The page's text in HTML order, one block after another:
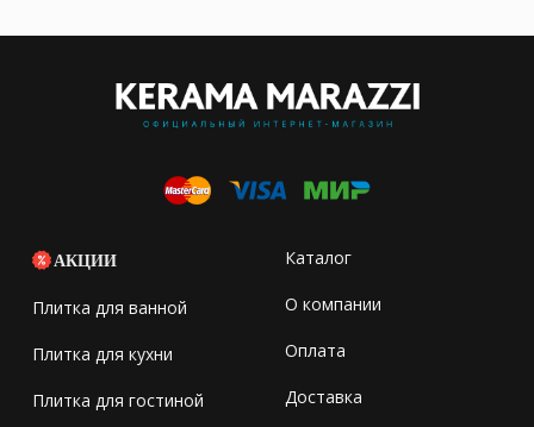
АКЦИИ
Плитка для ванной
Плитка для кухни
Плитка для гостиной
Каталог
О компании
Оплата
Доставка